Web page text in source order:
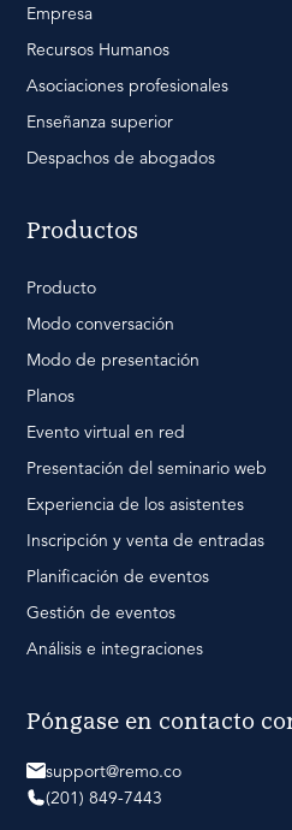
Empresa
Recursos Humanos
Asociaciones profesionales
Enseñanza superior
Despachos de abogados
Productos
Producto
Modo conversación
Modo de presentación
Planos
Evento virtual en red
Presentación del seminario web
Experiencia de los asistentes
Inscripción y venta de entradas
Planificación de eventos
Gestión de eventos
Análisis e integraciones
Póngase en contacto
support@remo.co
(201) 849-7443